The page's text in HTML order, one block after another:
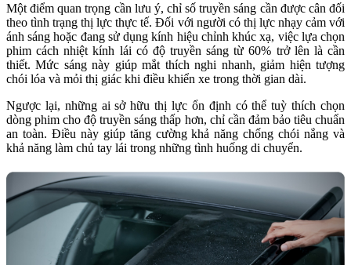
Một điểm quan trọng cần lưu ý, chỉ số truyền sáng cần được cân đối
theo tình trạng thị lực thực tế. Đối với người có thị lực nhạy cảm với
ánh sáng hoặc đang sử dụng kính hiệu chỉnh khúc xạ, việc lựa chọn
phim cách nhiệt kính lái có độ truyền sáng từ 60% trở lên là cần
thiết. Mức sáng này giúp mắt thích nghi nhanh, giảm hiện tượng
chói lóa và mỏi thị giác khi điều khiển xe trong thời gian dài.
Ngược lại, những ai sở hữu thị lực ổn định có thể tuỳ thích chọn
dòng phim cho độ truyền sáng thấp hơn, chỉ cần đảm bảo tiêu chuẩn
an toàn. Điều này giúp tăng cường khả năng chống chói nắng và
khả năng làm chủ tay lái trong những tình huống di chuyển.